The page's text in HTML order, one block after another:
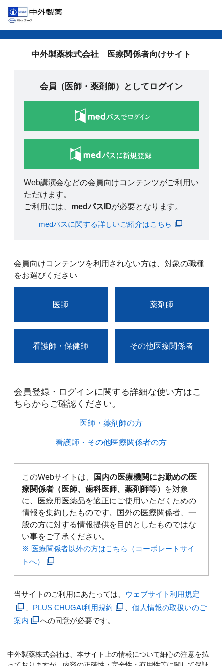
中外製薬株式会社 医療関係者向けサイト
会員（医師・薬剤師）としてログイン
Web講演会などの会員向けコンテンツがご利用い
ただけます。
ご利用には、 medパスIDが必要となります。
medパスに関する詳しいご紹介はこちら
会員向けコンテンツを利用されない方は、対象の職種
をお選びください
医師 薬剤師
看護師・保健師 その他医療関係者
会員登録・ログインに関する詳細な使い方はこ
ちらからご確認ください。​
医師・薬剤師の方​
看護師・その他医療関係者の方​
このWebサイトは、
国内の医療機関にお勤めの医
療関係者（医師、歯科医師、薬剤師等）
を対象
に、医療用医薬品を適正にご使用いただくための
情報を集約したものです。国外の医療関係者、一
般の方に対する情報提供を目的としたものではな
い事をご了承ください。
※ 医療関係者以外の方はこちら（コーポレートサイ
トへ）
当サイトのご利用にあたっては、 ウェブサイト利用規定
PLUS CHUGAI利用規約
個人情報の取扱いのご
案内
への同意が必要です。
中外製薬株式会社は、本サイト上の情報について細心の注意を払
っておりますが、内容の正確性・完全性・有用性等に関して保証